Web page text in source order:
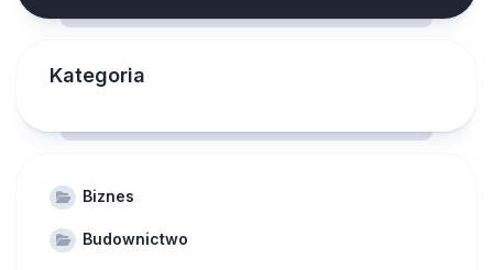
Kategoria
Biznes
Budownictwo